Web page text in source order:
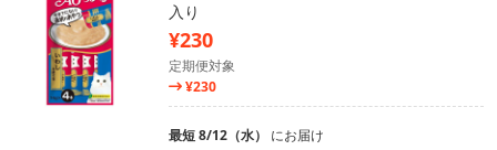
入り
¥230
定期便対象
¥230
最短 8/12（水） にお届け